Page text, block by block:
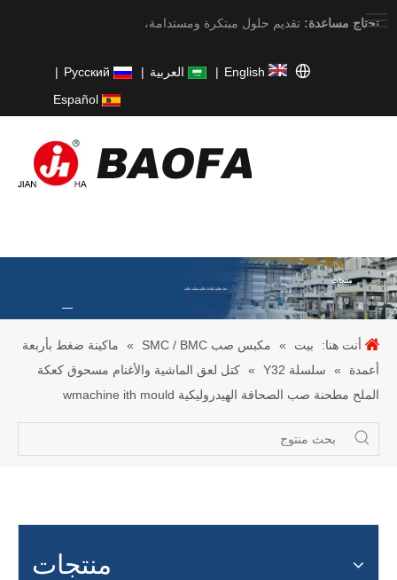
تحتاج مساعدة: تقديم حلول مبتكرة ومستدامة،
English
| العربية |
Pусский
|
Español
منتجات
دقة عالية.كفاءة عالية.صلابة عالية
أنت هنا: بيت » مكبس صب SMC / BMC »
ماكينة ضغط بأربعة
أعمدة
» سلسلة Y32 » كتل لعق الماشية والأغنام مسحوق كعكة
الملح مطحنة صب الصحافة الهيدروليكية wmachine ith mould
منتجات